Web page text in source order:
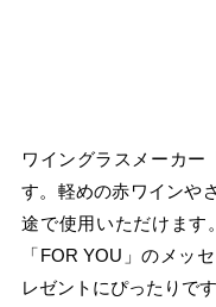
ワイングラスメーカー
す。軽めの赤ワインや
途で使用いただけます
「FOR YOU」のメッ
レゼントにぴったりです